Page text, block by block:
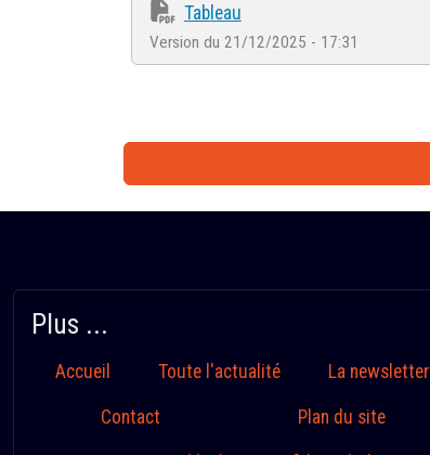
Tableau
Version du 21/12/2025 - 17:31
Plus ...
Accueil Toute l'actualité La newsletter
Contact Plan du site